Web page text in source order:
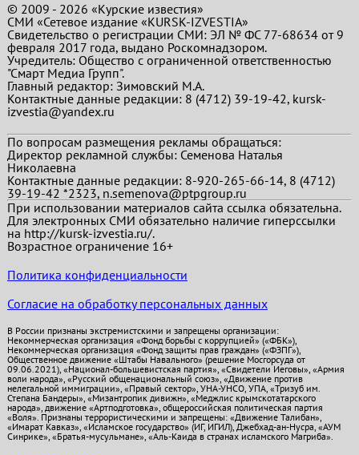
© 2009 - 2026 «Курские известия»
СМИ «Сетевое издание «KURSK-IZVESTIA»
Свидетельство о регистрации СМИ: ЭЛ № ФС 77-68634 от 9
февраля 2017 года, выдано Роскомнадзором.
Учредитель: Общество с ограниченной ответственностью
"Смарт Медиа Групп".
Главный редактор:Зимовский М.А.
Контактные данные редакции: 8 (4712) 39-19-42, kursk-
izvestia@yandex.ru
По вопросам размещения рекламы обращаться:
Директор рекламной службы: Семенова Наталья
Николаевна
Контактные данные редакции: 8-920-265-66-14, 8 (4712)
39-19-42 *2323, n.semenova@ptpgroup.ru
При использовании материалов сайта ссылка обязательна.
Для электронных СМИ обязательно наличие гиперссылки
на http://kursk-izvestia.ru/.
Возрастное ограничение 16+
Политика конфиденциальности
Согласие на обработку персональных данных
В России признаны экстремистскими и запрещены организации:
Некоммерческая организация «Фонд борьбы с коррупцией» («ФБК»),
Некоммерческая организация «Фонд защиты прав граждан» («ФЗПГ»),
Общественное движение «Штабы Навального» (решение Мосгорсуда от
09.06.2021), «Национал-большевистская партия», «Свидетели Иеговы», «Армия
воли народа», «Русский общенациональный союз», «Движение против
нелегальной иммиграции», «Правый сектор», УНА-УНСО, УПА, «Тризуб им.
Степана Бандеры», «Мизантропик дивижн», «Меджлис крымскотатарского
народа», движение «Артподготовка», общероссийская политическая партия
«Воля». Признаны террористическими и запрещены: «Движение Талибан»,
«Имарат Кавказ», «Исламское государство» (ИГ, ИГИЛ), Джебхад-ан-Нусра, «АУМ
Синрике», «Братья-мусульмане», «Аль-Каида в странах исламского Магриба».